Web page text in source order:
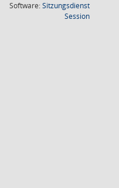
Software:Sitzungsdienst
Session(Wird in